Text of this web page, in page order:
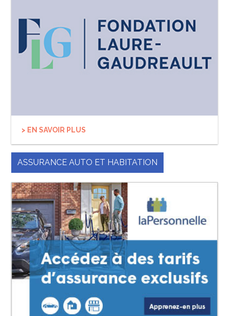
> EN SAVOIR PLUS
ASSURANCE AUTO ET HABITATION